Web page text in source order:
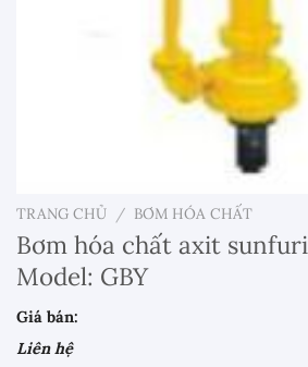
TRANG CHỦ / BƠM HÓA CHẤT
Bơm hóa chất axit
Model: GBY
Giá bán:
Liên hệ